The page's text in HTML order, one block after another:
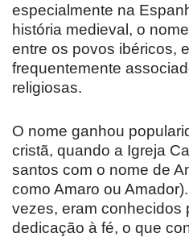
especialmente na
história medieval, o
entre os povos ibéricos,
frequentemente
religiosas.
O nome ganhou
cristã, quando a Igreja
santos com o nome de
como Amaro ou
vezes, eram conhecidos
dedicação à fé, o que